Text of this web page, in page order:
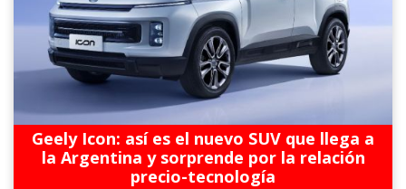
Geely Icon: así es el nuevo SUV que llega a
la Argentina y sorprende por la relación
precio-tecnología